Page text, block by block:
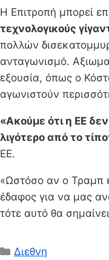
Η Επιτροπή μπορεί
τεχνολογικούς
πολλών
ανταγωνισμό.
εξουσία, όπως ο
αγωνιστούν
«Ακούμε ότι η ΕΕ
λιγότερο από το
ΕΕ.
«Ωστόσο αν ο Τραμπ
έδαφος για να μας
τότε αυτό θα
Κατηγορίες
Διεθνη